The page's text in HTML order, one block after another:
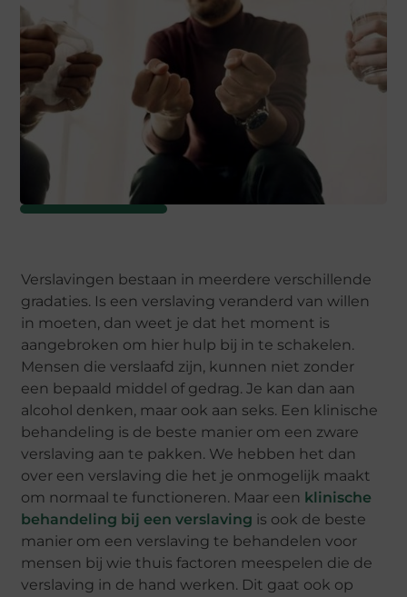
Verslavingen bestaan in meerdere verschillende
gradaties. Is een verslaving veranderd van willen
in moeten, dan weet je dat het moment is
aangebroken om hier hulp bij in te schakelen.
Mensen die verslaafd zijn, kunnen niet zonder
een bepaald middel of gedrag. Je kan dan aan
alcohol denken, maar ook aan seks. Een klinische
behandeling is de beste manier om een zware
verslaving aan te pakken. We hebben het dan
over een verslaving die het je onmogelijk maakt
om normaal te functioneren. Maar een klinische
behandeling bij een verslaving is ook de beste
manier om een verslaving te behandelen voor
mensen bij wie thuis factoren meespelen die de
verslaving in de hand werken. Dit gaat ook op